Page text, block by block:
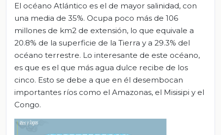
El océano Atlántico es el de mayor salinidad, con
una media de 35%. Ocupa poco más de 106
millones de km2 de extensión, lo que equivale a
20.8% de la superficie de la Tierra y a 29.3% del
océano terrestre. Lo interesante de este océano,
es que es el que más agua dulce recibe de los
cinco. Esto se debe a que en él desembocan
importantes ríos como el Amazonas, el Misisipi y el
Congo.